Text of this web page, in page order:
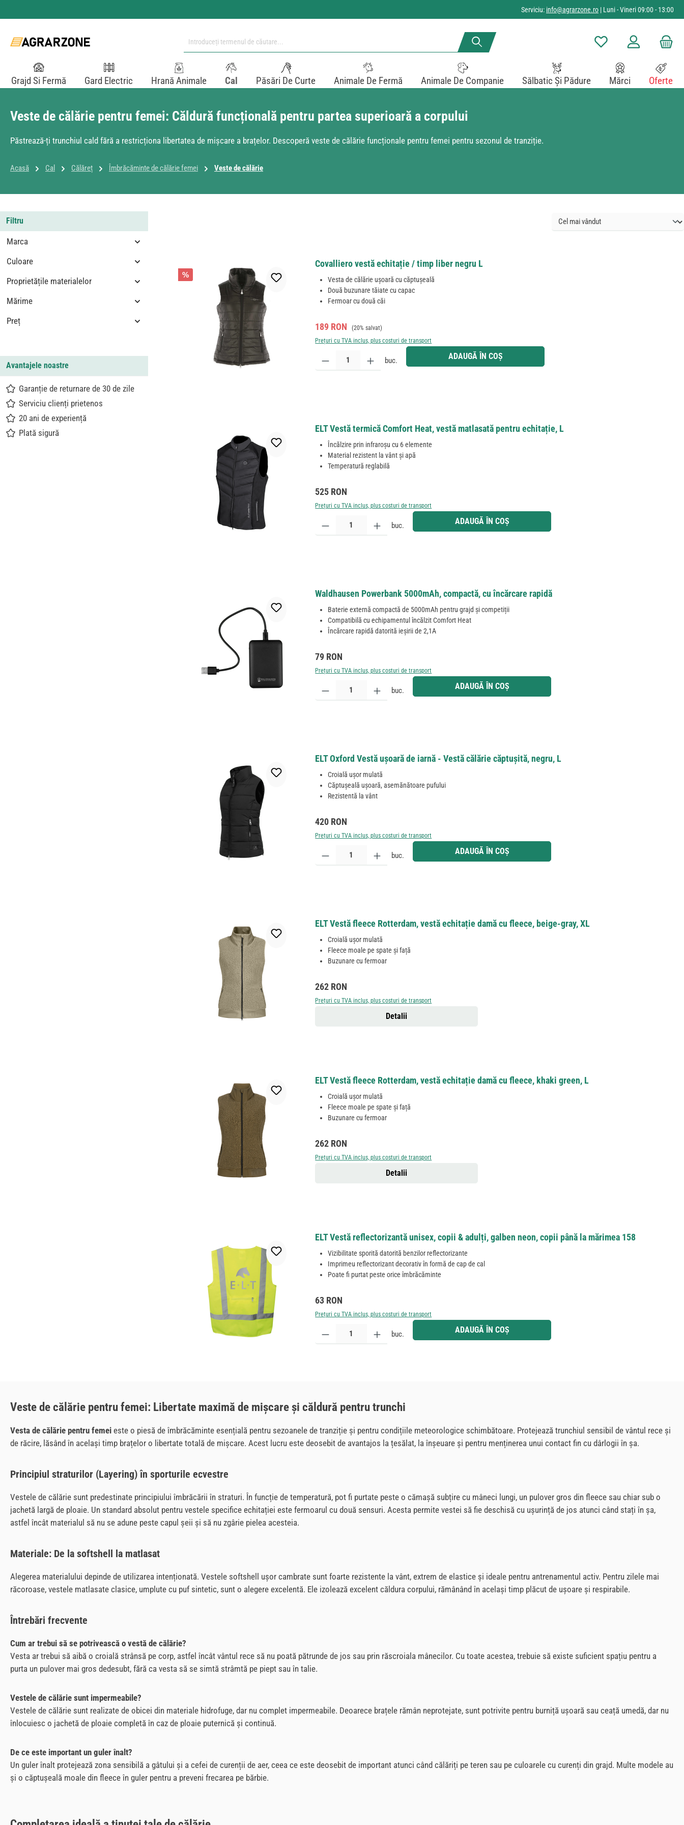
Serviciu: info@agrarzone.ro | Luni - Vineri 09:00 - 13:00
Aveți 0 articole din lista
Grajd Si Fermă Gard Electric Hrană Animale Cal Păsări De Curte Animale De Fermă Animale De Companie Sălbatic Și Pădure Mărci Oferte
Veste de călărie pentru femei: Căldură funcțională pentru partea superioară a corpului
Păstrează-ți trunchiul cald fără a restricționa libertatea de mișcare a brațelor. Descoperă veste de călărie funcționale pentru femei pentru sezonul de tranziție.
Acasă Cal Călăreț Îmbrăcăminte de călărie femei Veste de călărie
Filtru
Marca
Culoare
Proprietățile materialelor
Mărime
Preț
Avantajele noastre
Garanție de returnare de 30 de zile
Serviciu clienți prietenos
20 ani de experiență
Plată sigură
%
Covalliero vestă echitație / timp liber negru L
Vesta de călărie ușoară cu căptușeală
Două buzunare tăiate cu capac
Fermoar cu două căi
Preț de vânzare:
189 RON Preț obișnuit:
(20% salvat)
Prețuri cu TVA inclus, plus costuri de transport
Cantitate produs: Introduceți cantitatea dorită sau utilizați butoanele pentru a mări sau micșora cantitatea.
buc. ADAUGĂ ÎN COȘ
ELT Vestă termică Comfort Heat, vestă matlasată pentru echitație, L
Încălzire prin infraroșu cu 6 elemente
Material rezistent la vânt și apă
Temperatură reglabilă
Preț obișnuit:
525 RON
Prețuri cu TVA inclus, plus costuri de transport
Cantitate produs: Introduceți cantitatea dorită sau utilizați butoanele pentru a mări sau micșora cantitatea.
buc. ADAUGĂ ÎN COȘ
Waldhausen Powerbank 5000mAh, compactă, cu încărcare rapidă
Baterie externă compactă de 5000mAh pentru grajd și competiții
Compatibilă cu echipamentul încălzit Comfort Heat
Încărcare rapidă datorită ieșirii de 2,1A
Preț obișnuit:
79 RON
Prețuri cu TVA inclus, plus costuri de transport
Cantitate produs: Introduceți cantitatea dorită sau utilizați butoanele pentru a mări sau micșora cantitatea.
buc. ADAUGĂ ÎN COȘ
ELT Oxford Vestă ușoară de iarnă - Vestă călărie căptușită, negru, L
Croială ușor mulată
Căptușeală ușoară, asemănătoare pufului
Rezistentă la vânt
Preț obișnuit:
420 RON
Prețuri cu TVA inclus, plus costuri de transport
Cantitate produs: Introduceți cantitatea dorită sau utilizați butoanele pentru a mări sau micșora cantitatea.
buc. ADAUGĂ ÎN COȘ
ELT Vestă fleece Rotterdam, vestă echitație damă cu fleece, beige-gray, XL
Croială ușor mulată
Fleece moale pe spate și față
Buzunare cu fermoar
Preț obișnuit:
262 RON
Prețuri cu TVA inclus, plus costuri de transport
Detalii
ELT Vestă fleece Rotterdam, vestă echitație damă cu fleece, khaki green, L
Croială ușor mulată
Fleece moale pe spate și față
Buzunare cu fermoar
Preț obișnuit:
262 RON
Prețuri cu TVA inclus, plus costuri de transport
Detalii
ELT Vestă reflectorizantă unisex, copii & adulți, galben neon, copii până la mărimea 158
Vizibilitate sporită datorită benzilor reflectorizante
Imprimeu reflectorizant decorativ în formă de cap de cal
Poate fi purtat peste orice îmbrăcăminte
Preț obișnuit:
63 RON
Prețuri cu TVA inclus, plus costuri de transport
Cantitate produs: Introduceți cantitatea dorită sau utilizați butoanele pentru a mări sau micșora cantitatea.
buc. ADAUGĂ ÎN COȘ
Veste de călărie pentru femei: Libertate maximă de mișcare și căldură pentru trunchi
Vesta de călărie pentru femei este o piesă de îmbrăcăminte esențială pentru sezoanele de tranziție și pentru condițiile meteorologice schimbătoare. Protejează trunchiul sensibil de vântul rece și
de răcire, lăsând în același timp brațelor o libertate totală de mișcare. Acest lucru este deosebit de avantajos la țesălat, la înșeuare și pentru menținerea unui contact fin cu dârlogii în șa.
Principiul straturilor (Layering) în sporturile ecvestre
Vestele de călărie sunt predestinate principiului îmbrăcării în straturi. În funcție de temperatură, pot fi purtate peste o cămașă subțire cu mâneci lungi, un pulover gros din fleece sau chiar sub o
jachetă largă de ploaie. Un standard absolut pentru vestele specifice echitației este fermoarul cu două sensuri. Acesta permite vestei să fie deschisă cu ușurință de jos atunci când stați în șa,
astfel încât materialul să nu se adune peste capul șeii și să nu zgârie pielea acesteia.
Materiale: De la softshell la matlasat
Alegerea materialului depinde de utilizarea intenționată. Vestele softshell ușor cambrate sunt foarte rezistente la vânt, extrem de elastice și ideale pentru antrenamentul activ. Pentru zilele mai
răcoroase, vestele matlasate clasice, umplute cu puf sintetic, sunt o alegere excelentă. Ele izolează excelent căldura corpului, rămânând în același timp plăcut de ușoare și respirabile.
Întrebări frecvente
Cum ar trebui să se potrivească o vestă de călărie?
Vesta ar trebui să aibă o croială strânsă pe corp, astfel încât vântul rece să nu poată pătrunde de jos sau prin răscroiala mânecilor. Cu toate acestea, trebuie să existe suficient spațiu pentru a
purta un pulover mai gros dedesubt, fără ca vesta să se simtă strâmtă pe piept sau în talie.
Vestele de călărie sunt impermeabile?
Vestele de călărie sunt realizate de obicei din materiale hidrofuge, dar nu complet impermeabile. Deoarece brațele rămân neprotejate, sunt potrivite pentru burniță ușoară sau ceață umedă, dar nu
înlocuiesc o jachetă de ploaie completă în caz de ploaie puternică și continuă.
De ce este important un guler înalt?
Un guler înalt protejează zona sensibilă a gâtului și a cefei de curenții de aer, ceea ce este deosebit de important atunci când călăriți pe teren sau pe culoarele cu curenți din grajd. Multe modele au
și o căptușeală moale din fleece în guler pentru a preveni frecarea pe bărbie.